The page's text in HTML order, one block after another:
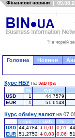
Фінансові новини |
"На чорній
Головна Новини
Курс НБУ на завтра
за курс
USD
1 44,7579
EUR
1 51,6148
Курс обміну валют на
куп. uah %
USD 44,4784 0,01 0,01
EUR 51,2752 0,03 0,06